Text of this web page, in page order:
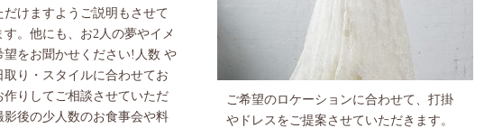
だけますようご説明もさせて
す。他にも、お2人の夢やイメ
望をお聞かせください!人数 や
取り・スタイルに合わせてお
作りしてご相談させていただ
影後の少人数のお食事会や料
ご希望のロケーションに合わせて、打掛
やドレスをご提案させていただきます。